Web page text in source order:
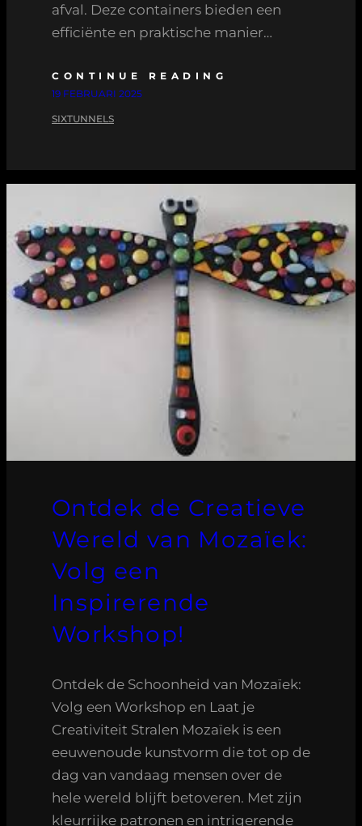
afval. Deze containers bieden een
efficiënte en praktische manier…
CONTINUE READING
19 FEBRUARI 2025
SIXTUNNELS
Ontdek de Creatieve
Wereld van Mozaïek:
Volg een
Inspirerende
Workshop!
Ontdek de Schoonheid van Mozaïek:
Volg een Workshop en Laat je
Creativiteit Stralen Mozaïek is een
eeuwenoude kunstvorm die tot op de
dag van vandaag mensen over de
hele wereld blijft betoveren. Met zijn
kleurrijke patronen en intrigerende